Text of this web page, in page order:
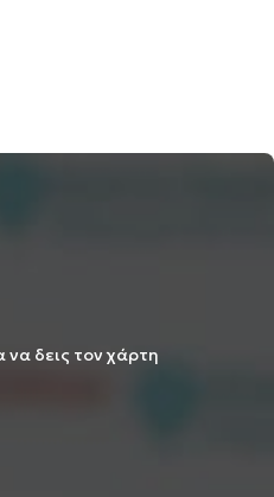
να δεις τον χάρτη